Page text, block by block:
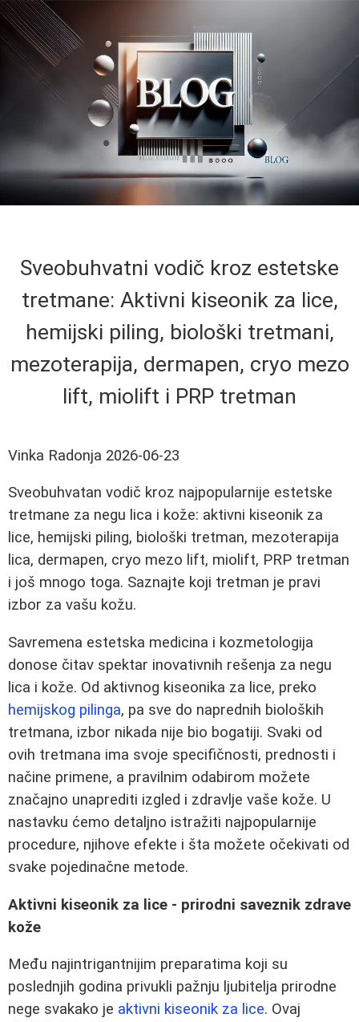
Sveobuhvatni vodič kroz estetske
tretmane: Aktivni kiseonik za lice,
hemijski piling, biološki tretmani,
mezoterapija, dermapen, cryo mezo
lift, miolift i PRP tretman
Vinka Radonja 2026-06-23
Sveobuhvatan vodič kroz najpopularnije estetske
tretmane za negu lica i kože: aktivni kiseonik za
lice, hemijski piling, biološki tretman, mezoterapija
lica, dermapen, cryo mezo lift, miolift, PRP tretman
i još mnogo toga. Saznajte koji tretman je pravi
izbor za vašu kožu.
Savremena estetska medicina i kozmetologija
donose čitav spektar inovativnih rešenja za negu
lica i kože. Od aktivnog kiseonika za lice, preko
hemijskog pilinga, pa sve do naprednih bioloških
tretmana, izbor nikada nije bio bogatiji. Svaki od
ovih tretmana ima svoje specifičnosti, prednosti i
načine primene, a pravilnim odabirom možete
značajno unaprediti izgled i zdravlje vaše kože. U
nastavku ćemo detaljno istražiti najpopularnije
procedure, njihove efekte i šta možete očekivati od
svake pojedinačne metode.
Aktivni kiseonik za lice - prirodni saveznik zdrave
kože
Među najintrigantnijim preparatima koji su
poslednjih godina privukli pažnju ljubitelja prirodne
nege svakako je aktivni kiseonik za lice. Ovaj